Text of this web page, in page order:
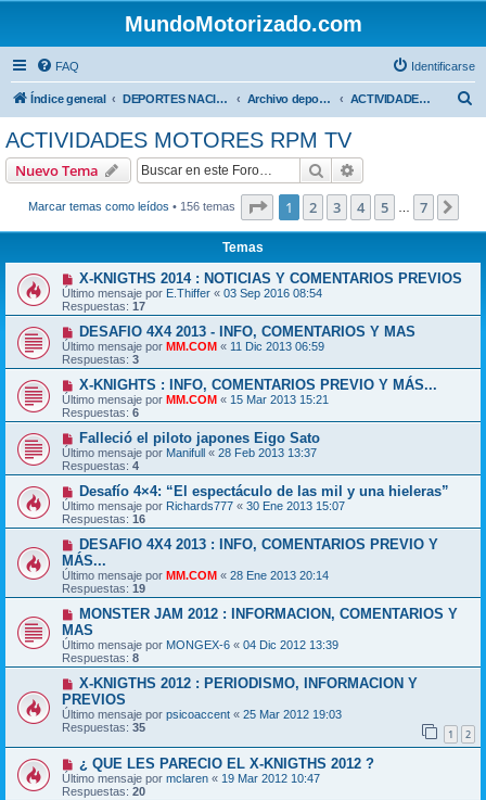
MundoMotorizado.com
FAQ Identificarse
Índice general DEPORTES NACIONALES Archivo deportes nacionales ACTIVIDADES MOTORES RPM TV
ACTIVIDADES MOTORES RPM TV
Nuevo Tema Buscar
Marcar temas como leídos • 156 temas Página de
1 2 3 4 5 7
Temas
X-KNIGTHS 2014 : NOTICIAS Y COMENTARIOS PREVIOS
Último mensaje por E.Thiffer « 03 Sep 2016 08:54
Respuestas: 17
DESAFIO 4X4 2013 - INFO, COMENTARIOS Y MAS
Último mensaje por MM.COM « 11 Dic 2013 06:59
Respuestas: 3
X-KNIGHTS : INFO, COMENTARIOS PREVIO Y MÁS...
Último mensaje por MM.COM « 15 Mar 2013 15:21
Respuestas: 6
Falleció el piloto japones Eigo Sato
Último mensaje por Manifull « 28 Feb 2013 13:37
Respuestas: 4
Desafío 4×4: “El espectáculo de las mil y una hieleras”
Último mensaje por Richards777 « 30 Ene 2013 15:07
Respuestas: 16
DESAFIO 4X4 2013 : INFO, COMENTARIOS PREVIO Y
MÁS...
Último mensaje por MM.COM « 28 Ene 2013 20:14
Respuestas: 19
MONSTER JAM 2012 : INFORMACION, COMENTARIOS Y
MAS
Último mensaje por MONGEX-6 « 04 Dic 2012 13:39
Respuestas: 8
X-KNIGTHS 2012 : PERIODISMO, INFORMACION Y
PREVIOS
Último mensaje por psicoaccent « 25 Mar 2012 19:03
Respuestas: 35 1 2
¿ QUE LES PARECIO EL X-KNIGTHS 2012 ?
Último mensaje por mclaren « 19 Mar 2012 10:47
Respuestas: 20